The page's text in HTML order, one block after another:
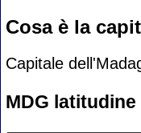
Cosa è la
Capitale
MDG